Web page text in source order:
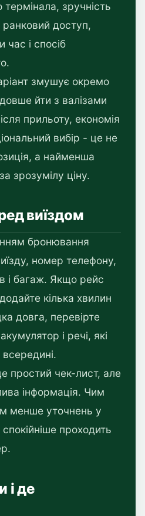
зручність
доступ,
час і спосіб
змушує окремо
йти з валізами
прильоту, економія
вибір - це не
а найменша
зрозумілу ціну.
виїздом
бронювання
номер телефону,
і багаж. Якщо рейс
кілька хвилин
довга, перевірте
і речі, які
простий чек-лист, але
інформація. Чим
менше уточнень у
проходить
і де